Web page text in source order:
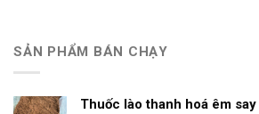
SẢN PHẨM BÁN CHẠY
Thuốc lào thanh hoá êm